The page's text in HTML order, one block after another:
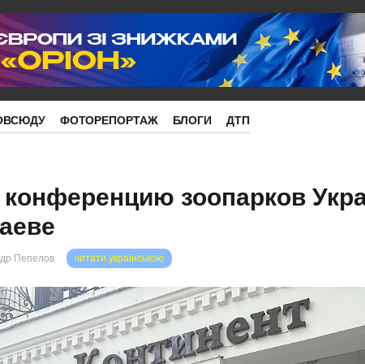
ФОТОРЕПОРТАЖ БЛОГИ ДТП
зоопарков
читати українською
Пепелов